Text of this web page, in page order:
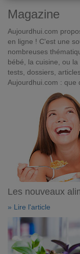
Magazine
Aujourdhui.com
en ligne ! C'est une
nombreuses
bébé, la cuisine, ou
tests, dossiers,
Aujourdhui.com : que
Les nouveaux
» Lire l'article